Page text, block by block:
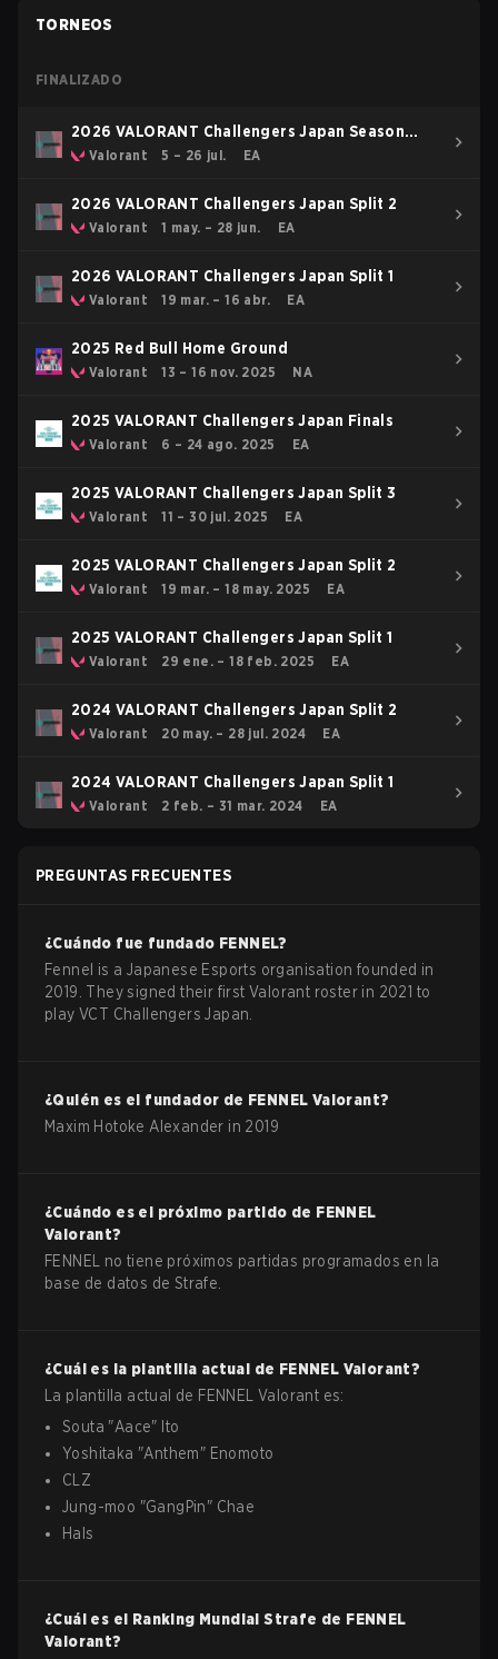
TORNEOS
FINALIZADO
2026 VALORANT Challengers Japan Season
Finals
Valorant 5 – 26 jul. EA
2026 VALORANT Challengers Japan Split 2
Valorant 1 may. – 28 jun. EA
2026 VALORANT Challengers Japan Split 1
Valorant 19 mar. – 16 abr. EA
2025 Red Bull Home Ground
Valorant 13 – 16 nov. 2025 NA
2025 VALORANT Challengers Japan Finals
Valorant 6 – 24 ago. 2025 EA
2025 VALORANT Challengers Japan Split 3
Valorant 11 – 30 jul. 2025 EA
2025 VALORANT Challengers Japan Split 2
Valorant 19 mar. – 18 may. 2025 EA
2025 VALORANT Challengers Japan Split 1
Valorant 29 ene. – 18 feb. 2025 EA
2024 VALORANT Challengers Japan Split 2
Valorant 20 may. – 28 jul. 2024 EA
2024 VALORANT Challengers Japan Split 1
Valorant 2 feb. – 31 mar. 2024 EA
PREGUNTAS FRECUENTES
¿Cuándo fue fundado FENNEL?
Fennel is a Japanese Esports organisation founded in
2019. They signed their first Valorant roster in 2021 to
play VCT Challengers Japan.
¿Quién es el fundador de FENNEL Valorant?
Maxim Hotoke Alexander in 2019
¿Cuándo es el próximo partido de FENNEL
Valorant?
FENNEL no tiene próximos partidas programados en la
base de datos de Strafe.
¿Cuál es la plantilla actual de FENNEL Valorant?
La plantilla actual de FENNEL Valorant es:
Souta "Aace" Ito
Yoshitaka "Anthem" Enomoto
CLZ
Jung-moo "GangPin" Chae
Hals
¿Cuál es el Ranking Mundial Strafe de FENNEL
Valorant?